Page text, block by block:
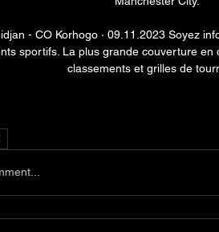
- CO Korhogo · 09.11.2023 Soyez
sportifs. La plus grande couverture en
classements et grilles de